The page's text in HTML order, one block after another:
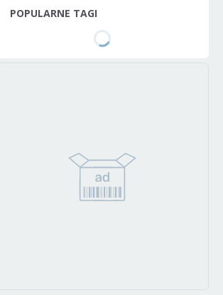
POPULARNE TAGI